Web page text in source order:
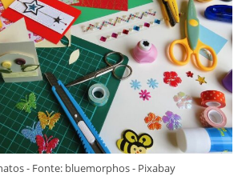
- Fonte: bluemorphos - Pixabay